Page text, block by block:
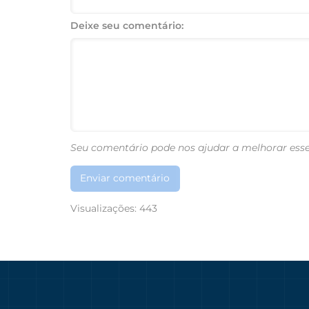
Deixe seu comentário:
Seu comentário pode nos ajudar a melhorar
Enviar comentário
Visualizações: 443